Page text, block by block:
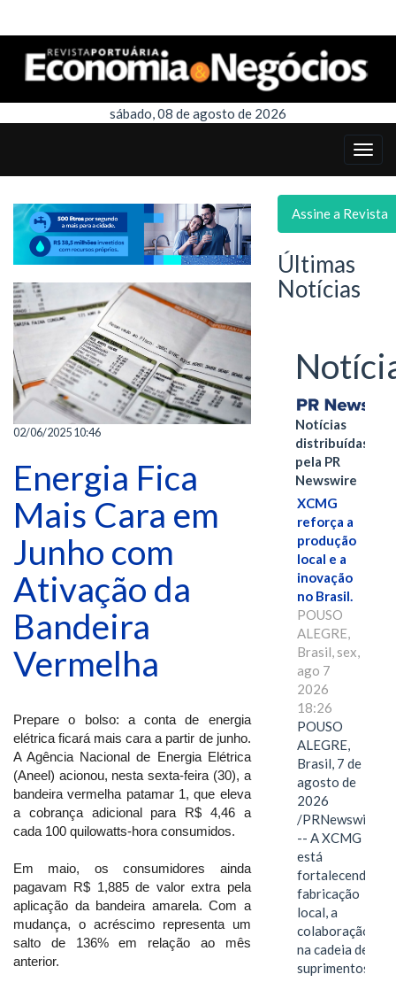
sábado, 08 de agosto de 2026
02/06/2025 10:46
Energia Fica
Mais Cara em
Junho com
Ativação da
Bandeira
Vermelha
Prepare o bolso: a conta de energia
elétrica ficará mais cara a partir de junho.
A Agência Nacional de Energia Elétrica
(Aneel) acionou, nesta sexta-feira (30), a
bandeira vermelha patamar 1, que eleva
a cobrança adicional para R$ 4,46 a
cada 100 quilowatts-hora consumidos.
Em maio, os consumidores ainda
pagavam R$ 1,885 de valor extra pela
aplicação da bandeira amarela. Com a
mudança, o acréscimo representa um
salto de 136% em relação ao mês
anterior.
Assine a Revista
Últimas
Notícias
Notícias
distribuídas
pela PR
Newswire
XCMG
reforça a
produção
local e a
inovação
no Brasil.
POUSO
ALEGRE,
Brasil, sex,
ago 7
2026
18:26
POUSO
ALEGRE,
Brasil, 7 de
agosto de
2026
/PRNewswire/
-- A XCMG
está
fortalecendo a
fabricação
local, a
colaboração
na cadeia de
suprimentos e